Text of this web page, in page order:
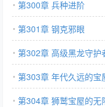
第300章 兵种进阶
第301章 钢克邪眼
第302章 高级黑龙守护
第303章 年代久远的宝
第304章 狮鹫宝屋的无